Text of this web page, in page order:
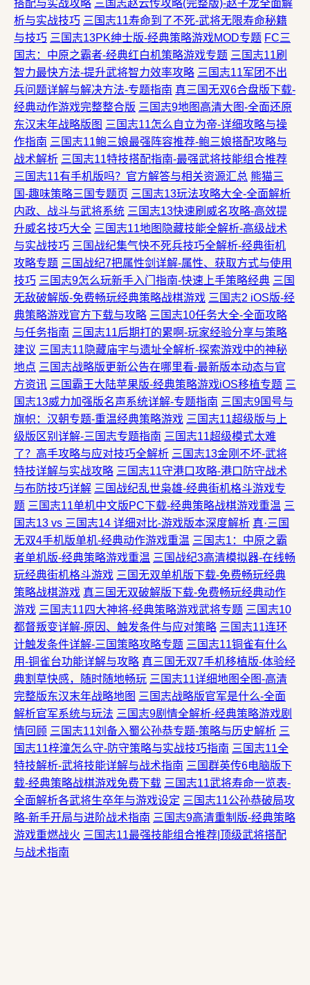
搭配与实战攻略 三国志赵云传攻略(完整版)-赵子龙全面解
析与实战技巧 三国志11寿命到了不死-武将无限寿命秘籍
与技巧 三国志13PK绅士版-经典策略游戏MOD专题 FC三
国志：中原之霸者-经典红白机策略游戏专题 三国志11刷
智力最快方法-提升武将智力效率攻略 三国志11军团不出
兵问题详解与解决方法-专题指南 真三国无双6合盘版下载-
经典动作游戏完整整合版 三国志9地图高清大图-全面还原
东汉末年战略版图 三国志11怎么自立为帝-详细攻略与操
作指南 三国志11鲍三娘最强阵容推荐-鲍三娘搭配攻略与
战术解析 三国志11特技搭配指南-最强武将技能组合推荐
三国志11有手机版吗？官方解答与相关资源汇总 熊猫三
国-趣味策略三国专题页 三国志13玩法攻略大全-全面解析
内政、战斗与武将系统 三国志13快速刷威名攻略-高效提
升威名技巧大全 三国志11地图隐藏技能全解析-高级战术
与实战技巧 三国战纪集气快不死兵技巧全解析-经典街机
攻略专题 三国战纪7把属性剑详解-属性、获取方式与使用
技巧 三国志9怎么玩新手入门指南-快速上手策略经典 三国
无敌破解版-免费畅玩经典策略战棋游戏 三国志2 iOS版-经
典策略游戏官方下载与攻略 三国志10任务大全-全面攻略
与任务指南 三国志11后期打的累啊-玩家经验分享与策略
建议 三国志11隐藏庙宇与遗址全解析-探索游戏中的神秘
地点 三国志战略版更新公告在哪里看-最新版本动态与官
方资讯 三国霸王大陆苹果版-经典策略游戏iOS移植专题 三
国志13威力加强版名声系统详解-专题指南 三国志9国号与
旗帜：汉朝专题-重温经典策略游戏 三国志11超级版与上
级版区别详解-三国志专题指南 三国志11超级模式太难
了？高手攻略与应对技巧全解析 三国志13金刚不坏-武将
特技详解与实战攻略 三国志11守港口攻略-港口防守战术
与布防技巧详解 三国战纪乱世枭雄-经典街机格斗游戏专
题 三国志11单机中文版PC下载-经典策略战棋游戏重温 三
国志13 vs 三国志14 详细对比-游戏版本深度解析 真·三国
无双4手机版单机-经典动作游戏重温 三国志1：中原之霸
者单机版-经典策略游戏重温 三国战纪3高清模拟器-在线畅
玩经典街机格斗游戏 三国无双单机版下载-免费畅玩经典
策略战棋游戏 真三国无双破解版下载-免费畅玩经典动作
游戏 三国志11四大神将-经典策略游戏武将专题 三国志10
都督叛变详解-原因、触发条件与应对策略 三国志11连环
计触发条件详解-三国策略攻略专题 三国志11铜雀有什么
用-铜雀台功能详解与攻略 真三国无双7手机移植版-体验经
典割草快感，随时随地畅玩 三国志11详细地图全图-高清
完整版东汉末年战略地图 三国志战略版官军是什么-全面
解析官军系统与玩法 三国志9剧情全解析-经典策略游戏剧
情回顾 三国志11刘备入蜀公孙恭专题-策略与历史解析 三
国志11梓潼怎么守-防守策略与实战技巧指南 三国志11全
特技解析-武将技能详解与战术指南 三国群英传6电脑版下
载-经典策略战棋游戏免费下载 三国志11武将寿命一览表-
全面解析各武将生卒年与游戏设定 三国志11公孙恭破局攻
略-新手开局与进阶战术指南 三国志9高清重制版-经典策略
游戏重燃战火 三国志11最强技能组合推荐|顶级武将搭配
与战术指南